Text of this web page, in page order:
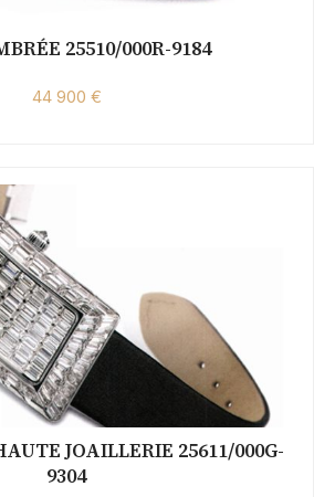
25510/000R-9184
44 900 €
JOAILLERIE 25611/000G-
9304